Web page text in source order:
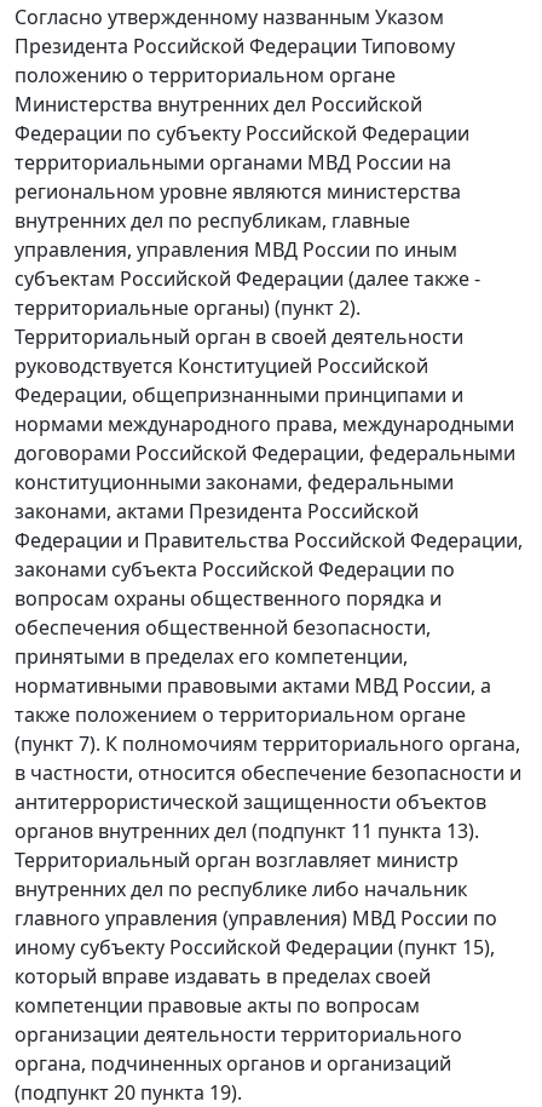
Согласно утвержденному названным Указом
Президента Российской Федерации Типовому
положению о территориальном органе
Министерства внутренних дел Российской
Федерации по субъекту Российской Федерации
территориальными органами МВД России на
региональном уровне являются министерства
внутренних дел по республикам, главные
управления, управления МВД России по иным
субъектам Российской Федерации (далее также -
территориальные органы) (пункт 2).
Территориальный орган в своей деятельности
руководствуется Конституцией Российской
Федерации, общепризнанными принципами и
нормами международного права, международными
договорами Российской Федерации, федеральными
конституционными законами, федеральными
законами, актами Президента Российской
Федерации и Правительства Российской Федерации,
законами субъекта Российской Федерации по
вопросам охраны общественного порядка и
обеспечения общественной безопасности,
принятыми в пределах его компетенции,
нормативными правовыми актами МВД России, а
также положением о территориальном органе
(пункт 7). К полномочиям территориального органа,
в частности, относится обеспечение безопасности и
антитеррористической защищенности объектов
органов внутренних дел (подпункт 11 пункта 13).
Территориальный орган возглавляет министр
внутренних дел по республике либо начальник
главного управления (управления) МВД России по
иному субъекту Российской Федерации (пункт 15),
который вправе издавать в пределах своей
компетенции правовые акты по вопросам
организации деятельности территориального
органа, подчиненных органов и организаций
(подпункт 20 пункта 19).